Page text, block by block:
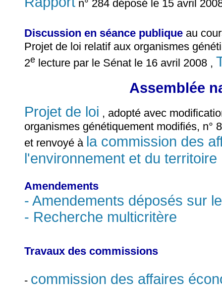
n° 284 déposé le 15 avril
Discussion en séance publique au
Projet de loi relatif aux organismes
2e lecture par le Sénat le 16 avril 2008 ,
Assemblée
Projet de loi , adopté avec
organismes génétiquement modifiés, n°
et renvoyé à la commission des
l'environnement et du territoire
Amendements
- Amendements déposés sur
- Recherche multicritère
Travaux des commissions
- commission des affaires